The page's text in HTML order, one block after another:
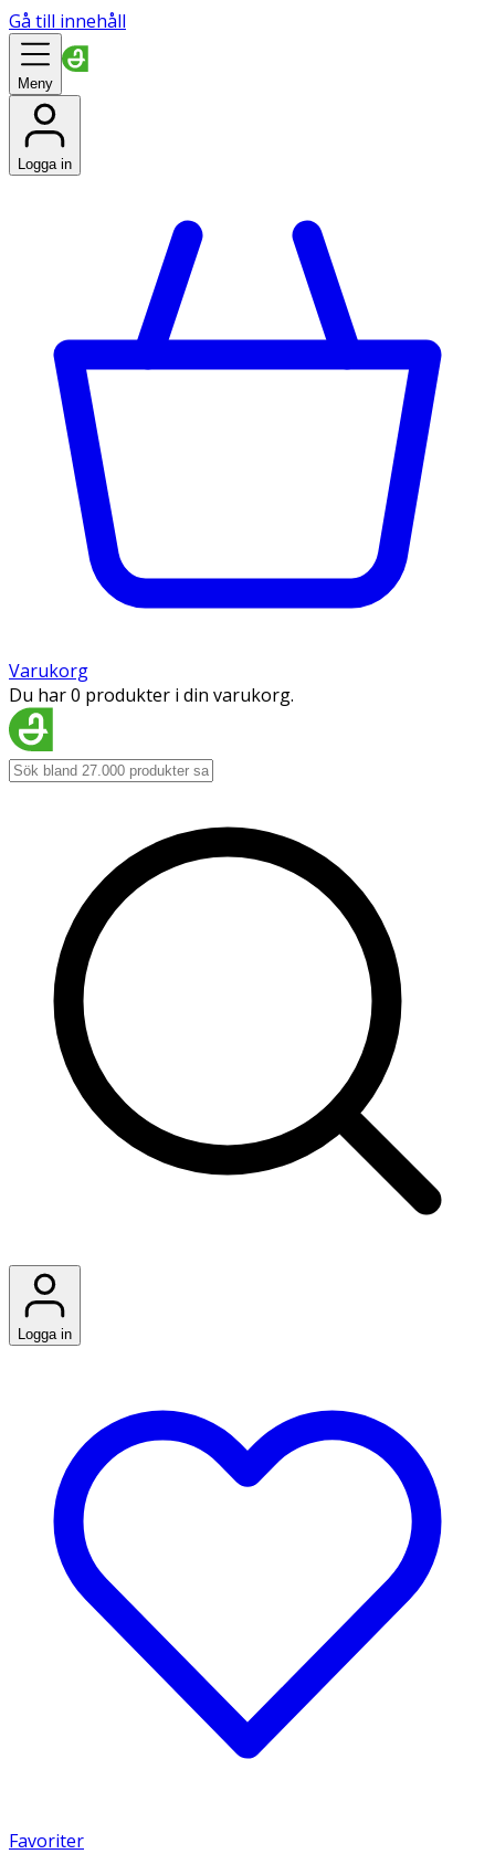
Gå till innehåll
Meny
Logga in
Varukorg
Du har 0 produkter i din varukorg.
Logga in
Favoriter